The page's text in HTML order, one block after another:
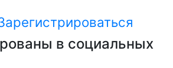
в социальных